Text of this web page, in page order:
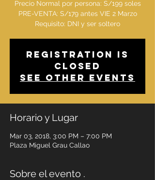
Precio Normal por persona: S/199 soles
PRE-VENTA: S/179 antes VIE 2 Marzo
Requisito: DNI y ser soltero
Registration is
Closed
See other events
Horario y Lugar
Mar 03, 2018, 3:00 PM – 7:00 PM
Plaza Miguel Grau Callao
Sobre el evento .